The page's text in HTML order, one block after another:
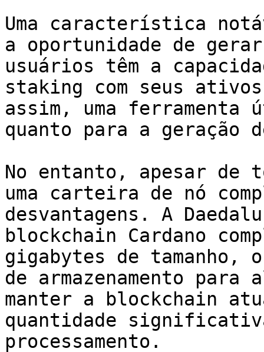
Uma característica
a oportunidade de
usuários têm a
staking com seus
assim, uma
quanto para a geração
No entanto, apesar de
uma carteira de nó
desvantagens. A
blockchain Cardano
gigabytes de tamanho,
de armazenamento
manter a blockchain
quantidade
processamento.